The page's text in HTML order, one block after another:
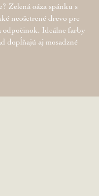
Zelená oáza spánku s
neošetrené drevo pre
odpočinok. Ideálne farby
dopĺňajú aj mosadzné